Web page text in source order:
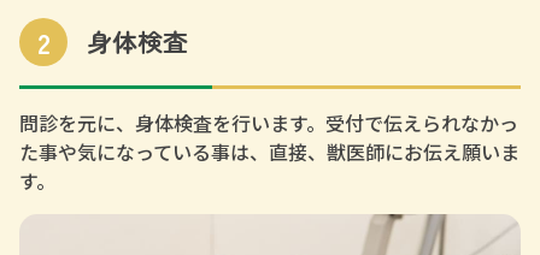
2 身体検査
問診を元に、身体検査を行います。受付で伝えられなかっ
た事や気になっている事は、直接、獣医師にお伝え願いま
す。